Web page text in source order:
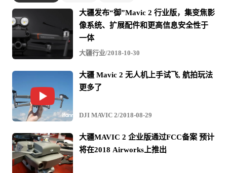
大疆发布“御”Mavic 2 行业版，集变焦影
像系统、扩展配件和更高信息安全性于
一体
大疆行业/2018-10-30
大疆 Mavic 2 无人机上手试飞, 航拍玩法
更多了
DJI MAVIC 2/2018-08-29
大疆MAVIC 2 企业版通过FCC备案 预计
将在2018 Airworks上推出